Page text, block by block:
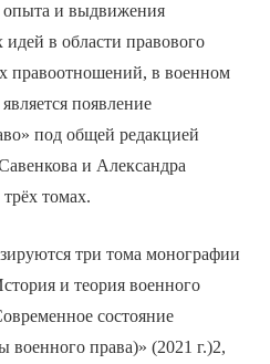
опыта и выдвижения
в области правового
правоотношений, в военном
появление
под общей редакцией
и Александра
томах.
три тома монографии
и теория военного
состояние
военного права)» (2021 г.)2,